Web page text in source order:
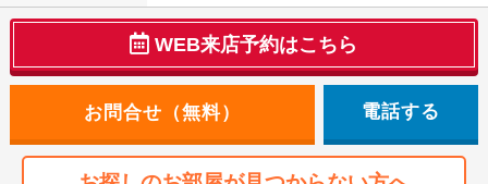
WEB来店予約はこちら
電話する